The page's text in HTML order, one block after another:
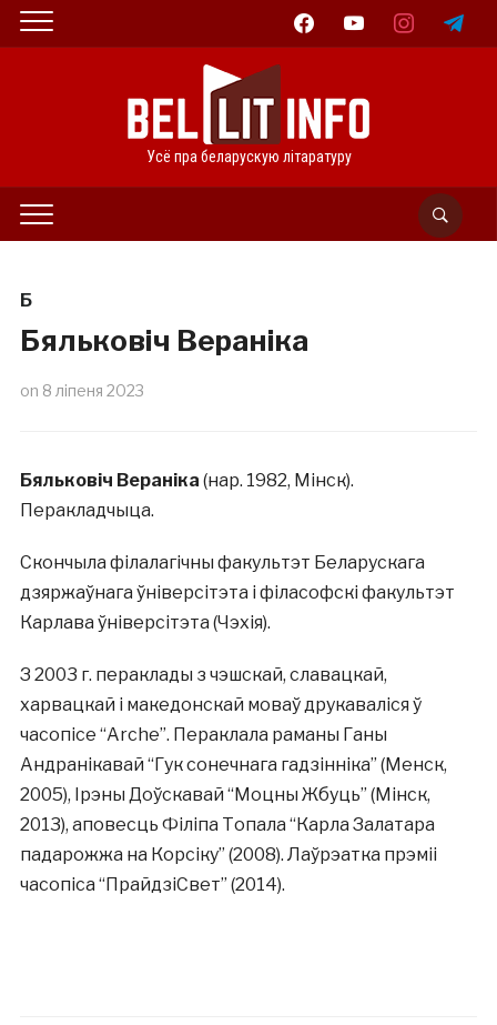
facebookyoutube instagramtelegram
Усё пра беларускую літаратуру
Б
Бяльковіч Вераніка
on 8 ліпеня 2023
Бяльковіч Вераніка (нар. 1982, Мінск).
Перакладчыца.
Скончыла філалагічны факультэт Беларускага
дзяржаўнага ўніверсітэта і філасофскі факультэт
Карлава ўніверсітэта (Чэхія).
З 2003 г. пераклады з чэшскай, славацкай,
харвацкай і македонскай моваў друкаваліся ў
часопісе “Arche”. Пераклала раманы Ганы
Андранікавай “Гук сонечнага гадзінніка” (Менск,
2005), Ірэны Доўскавай “Моцны Жбуць” (Мінск,
2013), аповесць Філіпа Топала “Карла Залатара
падарожжа на Корсіку” (2008). Лаўрэатка прэміі
часопіса “ПрайдзіСвет” (2014).